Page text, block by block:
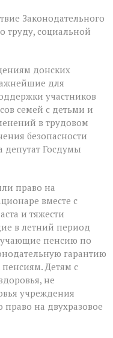
Законодательного
труду, социальной
донских
для
участников
семей с детьми и
в трудовом
безопасности
депутат Госдумы
право на
вместе с
и тяжести
в летний период
пенсию по
гарантию
Детям с
не
учреждения
право на двухразовое